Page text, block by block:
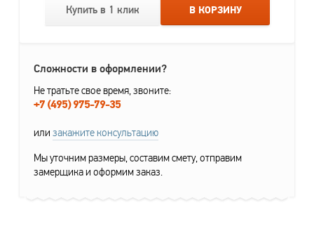
Купить в 1 клик В КОРЗИНУ
Сложности в оформлении?
Не тратьте свое время, звоните:
+7 (495) 975-79-35
или закажите консультацию
Мы уточним размеры, составим смету, отправим
замерщика и оформим заказ.